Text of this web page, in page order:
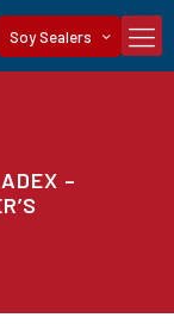
Soy Sealers
–